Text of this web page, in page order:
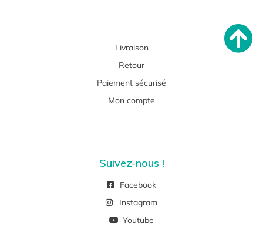
Livraison
Retour
Paiement sécurisé
Mon compte
Suivez-nous !
Facebook
Instagram
Youtube